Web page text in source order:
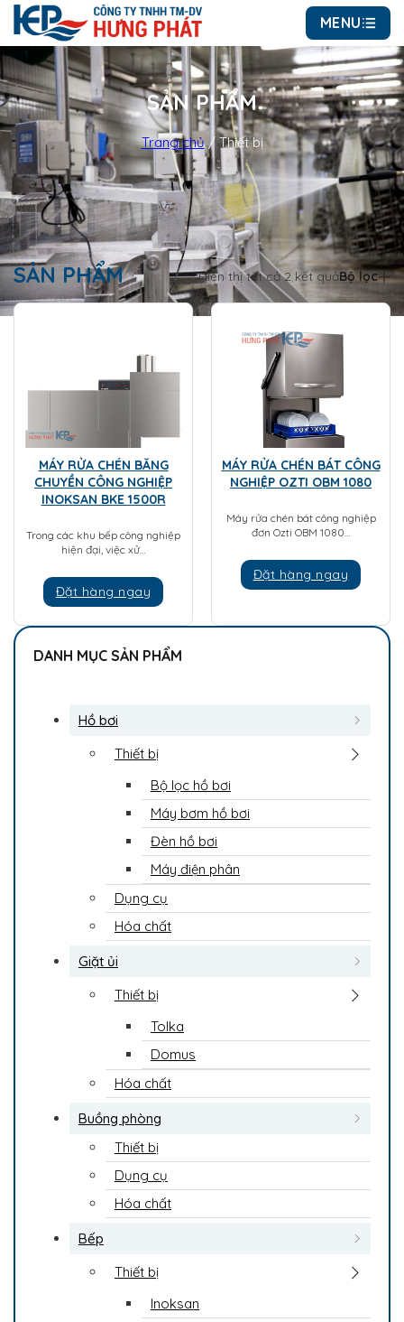
MENU
SẢN PHẨM
Trang chủ/Thiết bị
DANH MỤC SẢN PHẨM
Hồ bơi
Thiết bị
Bộ lọc hồ bơi
Máy bơm hồ bơi
Đèn hồ bơi
Máy điện phân
Dụng cụ
Hóa chất
Giặt ủi
Thiết bị
Tolka
Domus
Hóa chất
Buồng phòng
Thiết bị
Dụng cụ
Hóa chất
Bếp
Thiết bị
Inoksan
SẢN PHẨM Hiển thị tất cả 2 kết quảBộ lọc
MÁY RỬA CHÉN BĂNG
CHUYỀN CÔNG NGHIỆP
INOKSAN BKE 1500R
Trong các khu bếp công nghiệp
hiện đại, việc xử…
Đặt hàng ngay
MÁY RỬA CHÉN BÁT CÔNG
NGHIỆP OZTI OBM 1080
Máy rửa chén bát công nghiệp
đơn Ozti OBM 1080…
Đặt hàng ngay